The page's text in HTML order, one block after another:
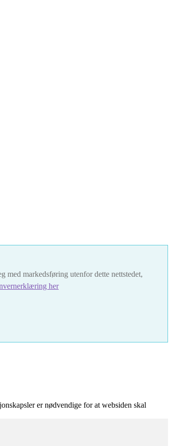
med markedsføring utenfor dette nettstedet,
her
er nødvendige for at websiden skal